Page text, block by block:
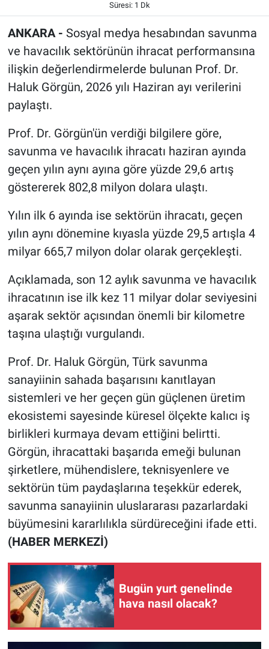
Süresi: 1 Dk
ANKARA - Sosyal medya hesabından savunma
ve havacılık sektörünün ihracat performansına
ilişkin değerlendirmelerde bulunan Prof. Dr.
Haluk Görgün, 2026 yılı Haziran ayı verilerini
paylaştı.
Prof. Dr. Görgün'ün verdiği bilgilere göre,
savunma ve havacılık ihracatı haziran ayında
geçen yılın aynı ayına göre yüzde 29,6 artış
göstererek 802,8 milyon dolara ulaştı.
Yılın ilk 6 ayında ise sektörün ihracatı, geçen
yılın aynı dönemine kıyasla yüzde 29,5 artışla 4
milyar 665,7 milyon dolar olarak gerçekleşti.
Açıklamada, son 12 aylık savunma ve havacılık
ihracatının ise ilk kez 11 milyar dolar seviyesini
aşarak sektör açısından önemli bir kilometre
taşına ulaştığı vurgulandı.
Prof. Dr. Haluk Görgün, Türk savunma
sanayiinin sahada başarısını kanıtlayan
sistemleri ve her geçen gün güçlenen üretim
ekosistemi sayesinde küresel ölçekte kalıcı iş
birlikleri kurmaya devam ettiğini belirtti.
Görgün, ihracattaki başarıda emeği bulunan
şirketlere, mühendislere, teknisyenlere ve
sektörün tüm paydaşlarına teşekkür ederek,
savunma sanayiinin uluslararası pazarlardaki
büyümesini kararlılıkla sürdüreceğini ifade etti.
(HABER MERKEZİ)
Bugün yurt genelinde
hava nasıl olacak?